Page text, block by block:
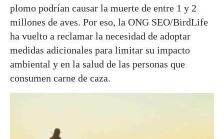
plomo podrían causar la muerte de entre 1 y 2
millones de aves. Por eso, la ONG SEO/BirdLife
ha vuelto a reclamar la necesidad de adoptar
medidas adicionales para limitar su impacto
ambiental y en la salud de las personas que
consumen carne de caza.